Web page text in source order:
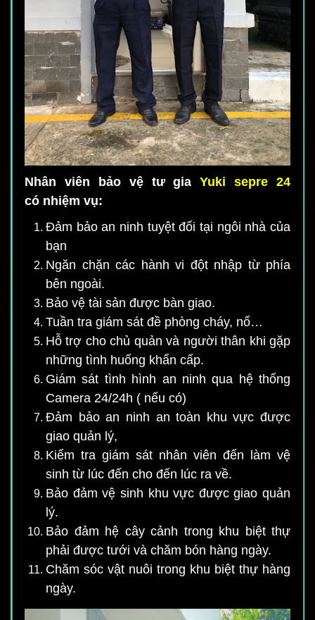
Nhân viên bảo vệ tư giaYuki sepre 24
có nhiệm vụ:
Đảm bảo an ninh tuyệt đối tại ngôi nhà của
bạn
Ngăn chặn các hành vi đột nhập từ phía
bên ngoài.
Bảo vệ tài sản được bàn giao.
Tuần tra giám sát đề phòng cháy, nổ…
Hỗ trợ cho chủ quản và người thân khi gặp
những tình huống khẩn cấp.
Giám sát tình hình an ninh qua hệ thống
Camera 24/24h ( nếu có)
Đảm bảo an ninh an toàn khu vực được
giao quản lý,
Kiểm tra giám sát nhân viên đến làm vệ
sinh từ lúc đến cho đến lúc ra về.
Bảo đảm vệ sinh khu vực được giao quản
lý.
Bảo đảm hệ cây cảnh trong khu biệt thự
phải được tưới và chăm bón hàng ngày.
Chăm sóc vật nuôi trong khu biệt thự hàng
ngày.